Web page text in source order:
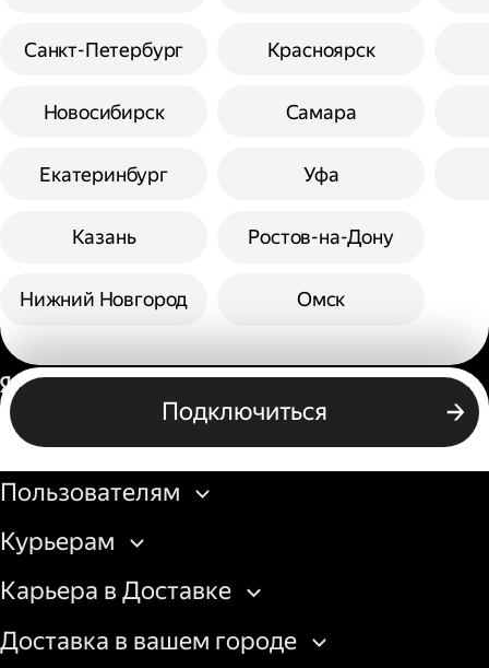
Санкт-Петербург
Новосибирск
Екатеринбург
Казань
Нижний Новгород
Красноярск
Самара
Уфа
Ростов-на-Дону
Омск
Подключиться
Россия
Бизнесу
Пользователям
Курьерам
Карьера в Доставке
Доставка в вашем городе